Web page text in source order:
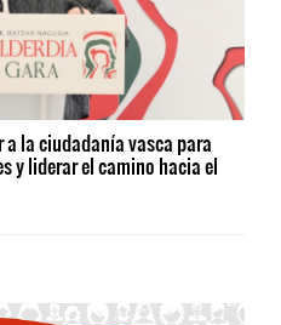
a la ciudadanía vasca para
y liderar el camino hacia el